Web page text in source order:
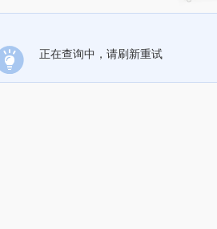
正在查询中，请刷新重试